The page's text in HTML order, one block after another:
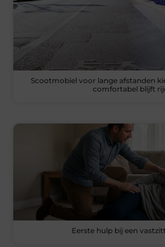
Scootmobiel voor lange afstanden
comfortabel blijft
Eerste hulp bij een